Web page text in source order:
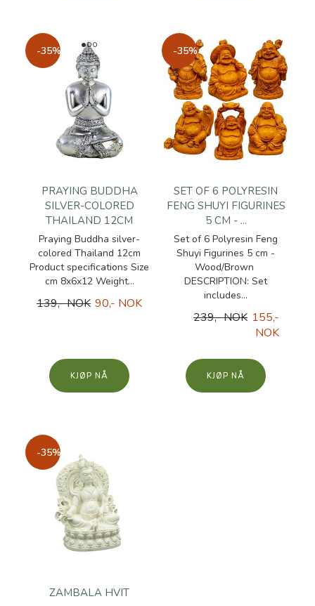
-35%
PRAYING BUDDHA
SILVER-COLORED
THAILAND 12CM
Praying Buddha silver-
colored Thailand 12cm
Product specifications Size
cm 8x6x12 Weight...
139,- NOK 90,- NOK
KJØP
-35%
SET OF 6 POLYRESIN
FENG SHUYI FIGURINES
5 CM - ...
Set of 6 Polyresin Feng
Shuyi Figurines 5 cm -
Wood/Brown
DESCRIPTION: Set
includes...
239,- NOK 155,-
NOK
KJØP
-35%
ZAMBALA HVIT